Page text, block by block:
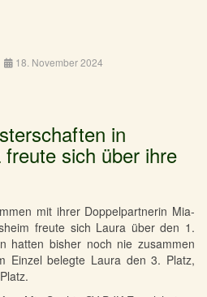
18. November 2024
in
sich über ihre
mit ihrer Doppelpartnerin Mia-
freute sich Laura über den 1.
hatten bisher noch nie zusammen
Einzel belegte Laura den 3. Platz,